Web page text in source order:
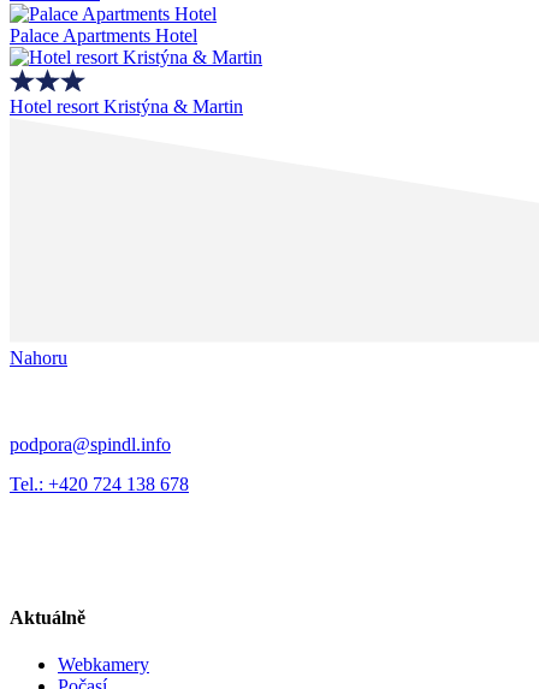
Palace Apartments Hotel
Hotel resort Kristýna & Martin
Nahoru
podpora@spindl.info
Tel.: +420 724 138 678
Aktuálně
Webkamery